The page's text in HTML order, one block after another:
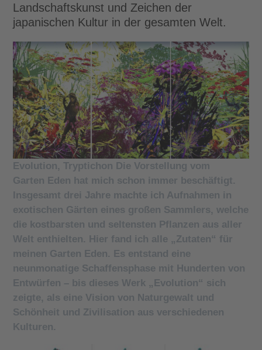
Landschaftskunst und Zeichen der
japanischen Kultur in der gesamten Welt.
Evolution, Tryptichon Die Vorstellung vom
Garten Eden hat mich schon immer beschäftigt.
Insgesamt drei Jahre machte ich Aufnahmen in
exotischen Gärten eines großen Sammlers, welche
die kostbarsten und seltensten Pflanzen aus aller
Welt enthielten. Hier fand ich alle „Zutaten“ für
meinen Garten Eden. Es entstand eine
neunmonatige Schaffensphase mit Hunderten von
Entwürfen – bis dieses Werk „Evolution“ sich
zeigte, als eine Vision von Naturgewalt und
Schönheit und Zivilisation aus verschiedenen
Kulturen.